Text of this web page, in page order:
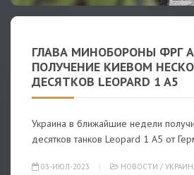
ГЛАВА МИНОБОРОНЫ ФРГ
ПОЛУЧЕНИЕ КИЕВОМ
ДЕСЯТКОВ LEOPARD 1 A5
Украина в ближайшие недели
десятков танков Leopard 1 A5 от
03-ИЮЛ-2023 НОВОСТИ /